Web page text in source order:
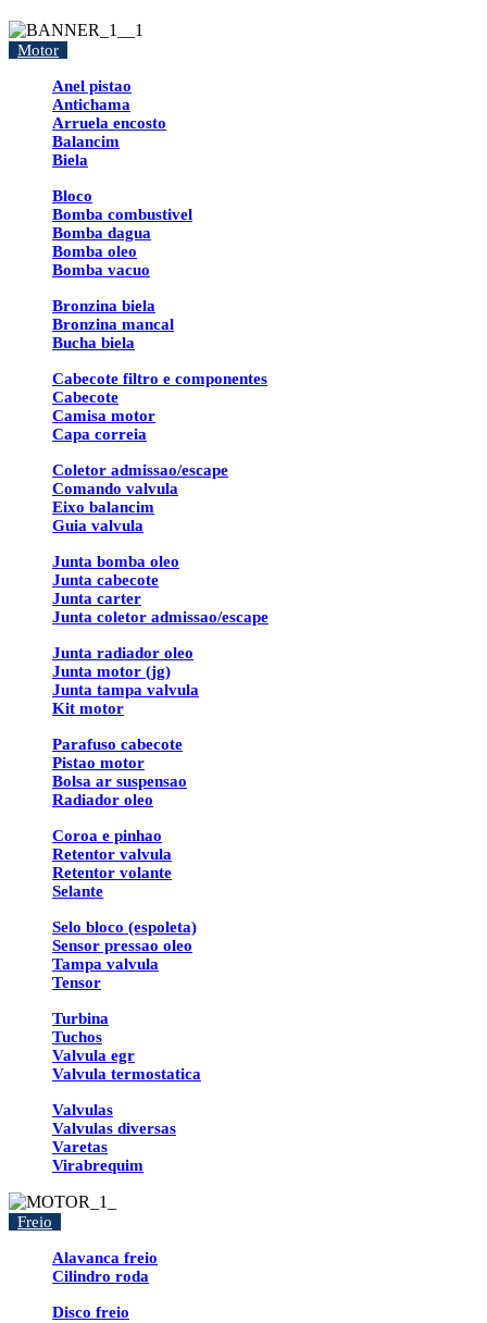
Motor
Anel pistao
Antichama
Arruela encosto
Balancim
Biela
Bloco
Bomba combustivel
Bomba dagua
Bomba oleo
Bomba vacuo
Bronzina biela
Bronzina mancal
Bucha biela
Cabecote filtro e componentes
Cabecote
Camisa motor
Capa correia
Coletor admissao/escape
Comando valvula
Eixo balancim
Guia valvula
Junta bomba oleo
Junta cabecote
Junta carter
Junta coletor admissao/escape
Junta radiador oleo
Junta motor (jg)
Junta tampa valvula
Kit motor
Parafuso cabecote
Pistao motor
Bolsa ar suspensao
Radiador oleo
Coroa e pinhao
Retentor valvula
Retentor volante
Selante
Selo bloco (espoleta)
Sensor pressao oleo
Tampa valvula
Tensor
Turbina
Tuchos
Valvula egr
Valvula termostatica
Valvulas
Valvulas diversas
Varetas
Virabrequim
Freio
Alavanca freio
Cilindro roda
Disco freio